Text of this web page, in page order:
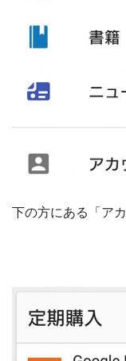
下の方にある「ア